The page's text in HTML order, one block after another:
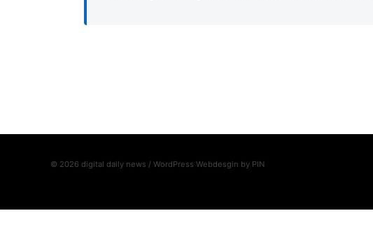
© 2026 digital daily news / WordPress Webdesgin by PIN